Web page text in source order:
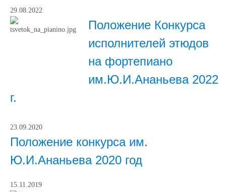
29.08.2022
Положение Конкурса
исполнителей этюдов
на фортепиано
им.Ю.И.Ананьева 2022
г.
23.09.2020
Положение конкурса им.
Ю.И.Ананьева 2020 год
15.11.2019